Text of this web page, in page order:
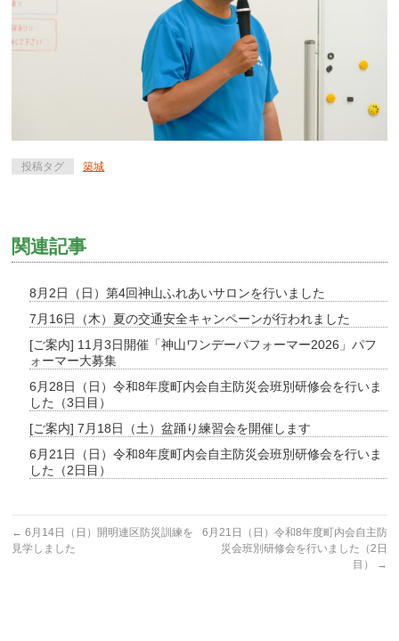
投稿タグ 築城
関連記事
8月2日（日）第4回神山ふれあいサロンを行いました
7月16日（木）夏の交通安全キャンペーンが行われました
[ご案内] 11月3日開催「神山ワンデーパフォーマー2026」パフ
ォーマー大募集
6月28日（日）令和8年度町内会自主防災会班別研修会を行いま
した（3日目）
[ご案内] 7月18日（土）盆踊り練習会を開催します
6月21日（日）令和8年度町内会自主防災会班別研修会を行いま
した（2日目）
← 6月14日（日）開明連区防災訓練を
見学しました
6月21日（日）令和8年度町内会自主防
災会班別研修会を行いました（2日
目）
→